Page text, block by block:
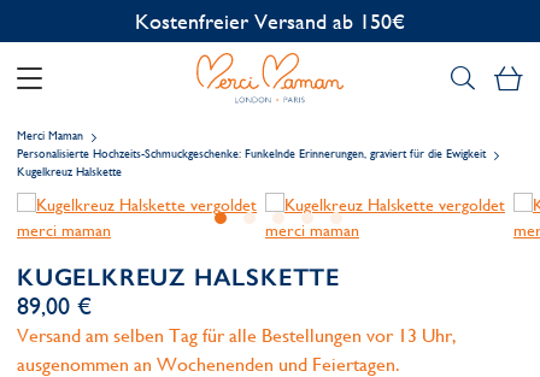
Kostenlose Personalisierung
Merci Maman
Personalisierte Hochzeits-Schmuckgeschenke: Funkelnde Erinnerungen, graviert für die Ewigkeit
Kugelkreuz Halskette
KUGELKREUZ HALSKETTE
89,00 €
Versand am selben Tag für alle Bestellungen vor 13 Uhr,
ausgenommen an Wochenenden und Feiertagen.